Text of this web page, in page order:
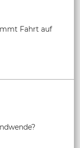
Fahrt auf